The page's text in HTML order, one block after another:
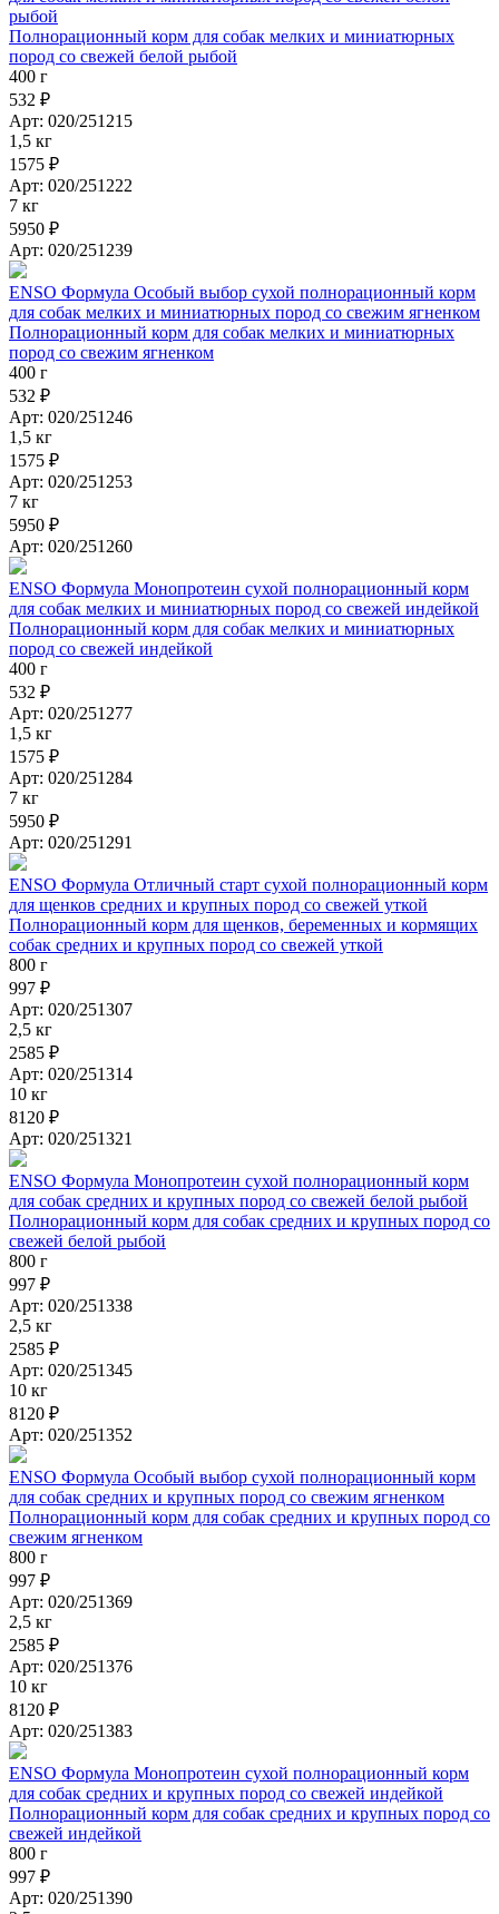
рыбой
Полнорационный корм для собак мелких и миниатюрных
пород со свежей белой рыбой
400 г
532 ₽
Арт: 020/251215
1,5 кг
1575 ₽
Арт: 020/251222
7 кг
5950 ₽
Арт: 020/251239
ENSO Формула Особый выбор сухой полнорационный корм
для собак мелких и миниатюрных пород со свежим ягненком
Полнорационный корм для собак мелких и миниатюрных
пород со свежим ягненком
400 г
532 ₽
Арт: 020/251246
1,5 кг
1575 ₽
Арт: 020/251253
7 кг
5950 ₽
Арт: 020/251260
ENSO Формула Монопротеин сухой полнорационный корм
для собак мелких и миниатюрных пород со свежей индейкой
Полнорационный корм для собак мелких и миниатюрных
пород со свежей индейкой
400 г
532 ₽
Арт: 020/251277
1,5 кг
1575 ₽
Арт: 020/251284
7 кг
5950 ₽
Арт: 020/251291
ENSO Формула Отличный старт сухой полнорационный корм
для щенков средних и крупных пород со свежей уткой
Полнорационный корм для щенков, беременных и кормящих
собак средних и крупных пород со свежей уткой
800 г
997 ₽
Арт: 020/251307
2,5 кг
2585 ₽
Арт: 020/251314
10 кг
8120 ₽
Арт: 020/251321
ENSO Формула Монопротеин сухой полнорационный корм
для собак средних и крупных пород со свежей белой рыбой
Полнорационный корм для собак средних и крупных пород со
свежей белой рыбой
800 г
997 ₽
Арт: 020/251338
2,5 кг
2585 ₽
Арт: 020/251345
10 кг
8120 ₽
Арт: 020/251352
ENSO Формула Особый выбор сухой полнорационный корм
для собак средних и крупных пород со свежим ягненком
Полнорационный корм для собак средних и крупных пород со
свежим ягненком
800 г
997 ₽
Арт: 020/251369
2,5 кг
2585 ₽
Арт: 020/251376
10 кг
8120 ₽
Арт: 020/251383
ENSO Формула Монопротеин сухой полнорационный корм
для собак средних и крупных пород со свежей индейкой
Полнорационный корм для собак средних и крупных пород со
свежей индейкой
800 г
997 ₽
Арт: 020/251390